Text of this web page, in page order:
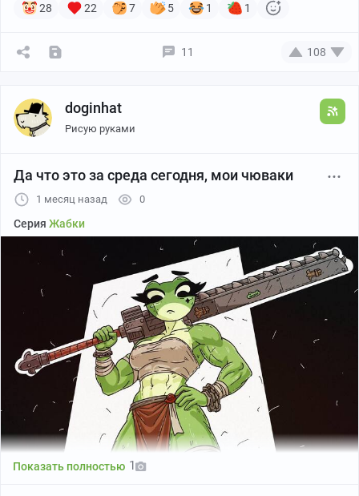
28 22 7 5 1 1
11 108
doginhat
Рисую руками
Да что это за среда сегодня, мои чюваки
1 месяц назад 0
Серия Жабки
Показать полностью 1